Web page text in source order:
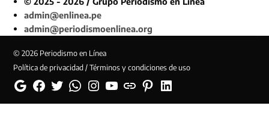
admin@enlinea.pe
admin@periodismoenlinea.org
© 2026 Periodismo en Línea
Política de privacidad / Términos y condiciones de uso
GoogleFacebookTwitterWhatsappInstagramYouTubeWeb PinterestLinkedin